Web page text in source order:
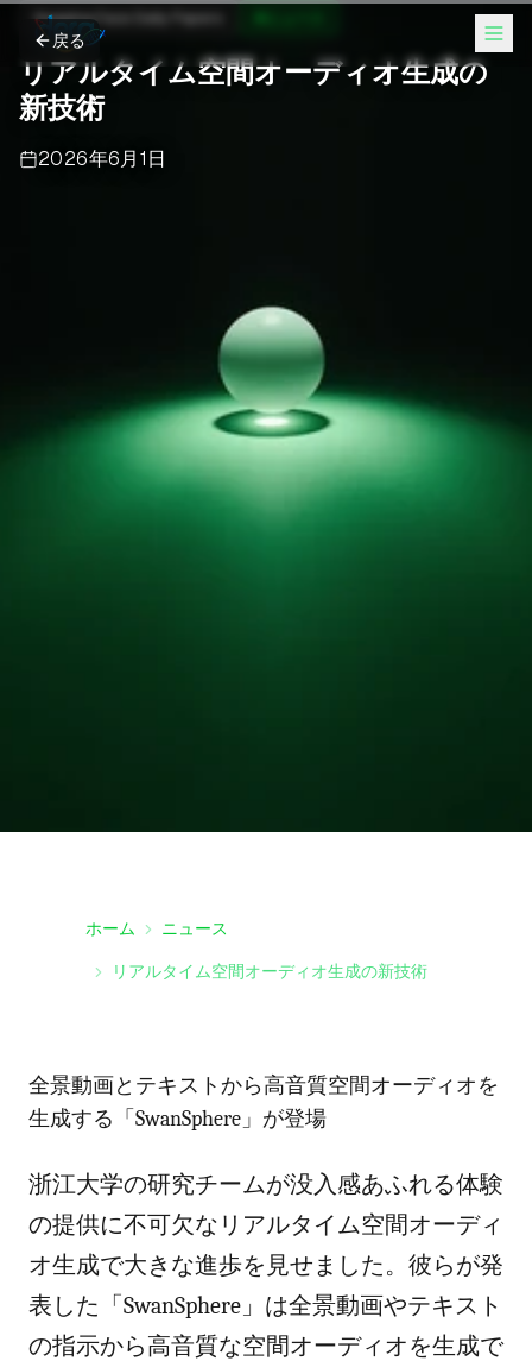
戻る
Hugging Face Daily Papers
リアルタイム空間オーディオ生成の
新技術
2026年6月1日
ホーム ニュース
リアルタイム空間オーディオ生成の新技術
全景動画とテキストから高音質空間オーディオを
生成する「SwanSphere」が登場
浙江大学の研究チームが没入感あふれる体験
の提供に不可欠なリアルタイム空間オーディ
オ生成で大きな進歩を見せました。彼らが発
表した「SwanSphere」は全景動画やテキスト
の指示から高音質な空間オーディオを生成で